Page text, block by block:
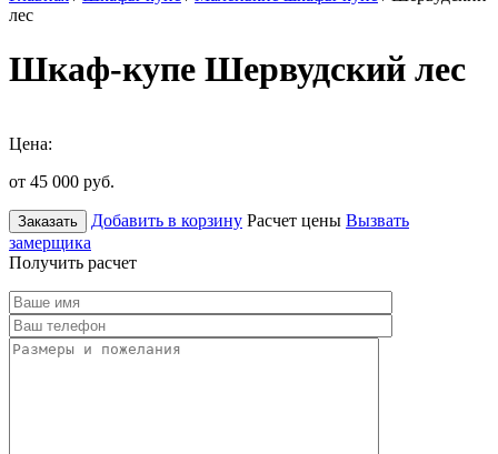
лес
Шкаф-купе Шервудский лес
Цена:
от 45 000 руб.
Заказать Добавить в корзину Расчет цены Вызвать
замерщика
Получить расчет